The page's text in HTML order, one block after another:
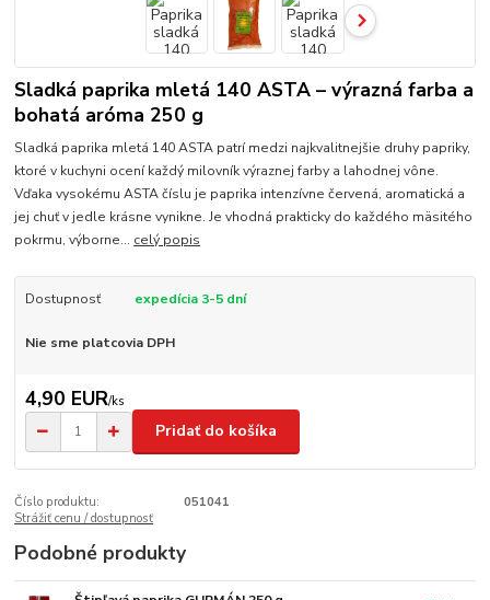
Sladká paprika mletá 140 ASTA – výrazná farba a
bohatá aróma 250 g
Sladká paprika mletá 140 ASTA patrí medzi najkvalitnejšie druhy papriky,
ktoré v kuchyni ocení každý milovník výraznej farby a lahodnej vône.
Vďaka vysokému ASTA číslu je paprika intenzívne červená, aromatická a
jej chuť v jedle krásne vynikne. Je vhodná prakticky do každého mäsitého
pokrmu, výborne... celý popis
Dostupnosť expedícia 3-5 dní
Nie sme platcovia DPH
4,90 EUR/ks
Pridať do košíka
Číslo produktu:
051041
Strážiť cenu / dostupnosť
Podobné produkty